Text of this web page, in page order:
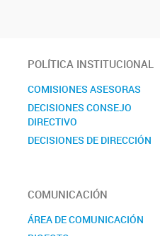
POLÍTICA INSTITUCIONAL
COMISIONES ASESORAS
DECISIONES CONSEJO
DIRECTIVO
DECISIONES DE DIRECCIÓN
COMUNICACIÓN
ÁREA DE COMUNICACIÓN